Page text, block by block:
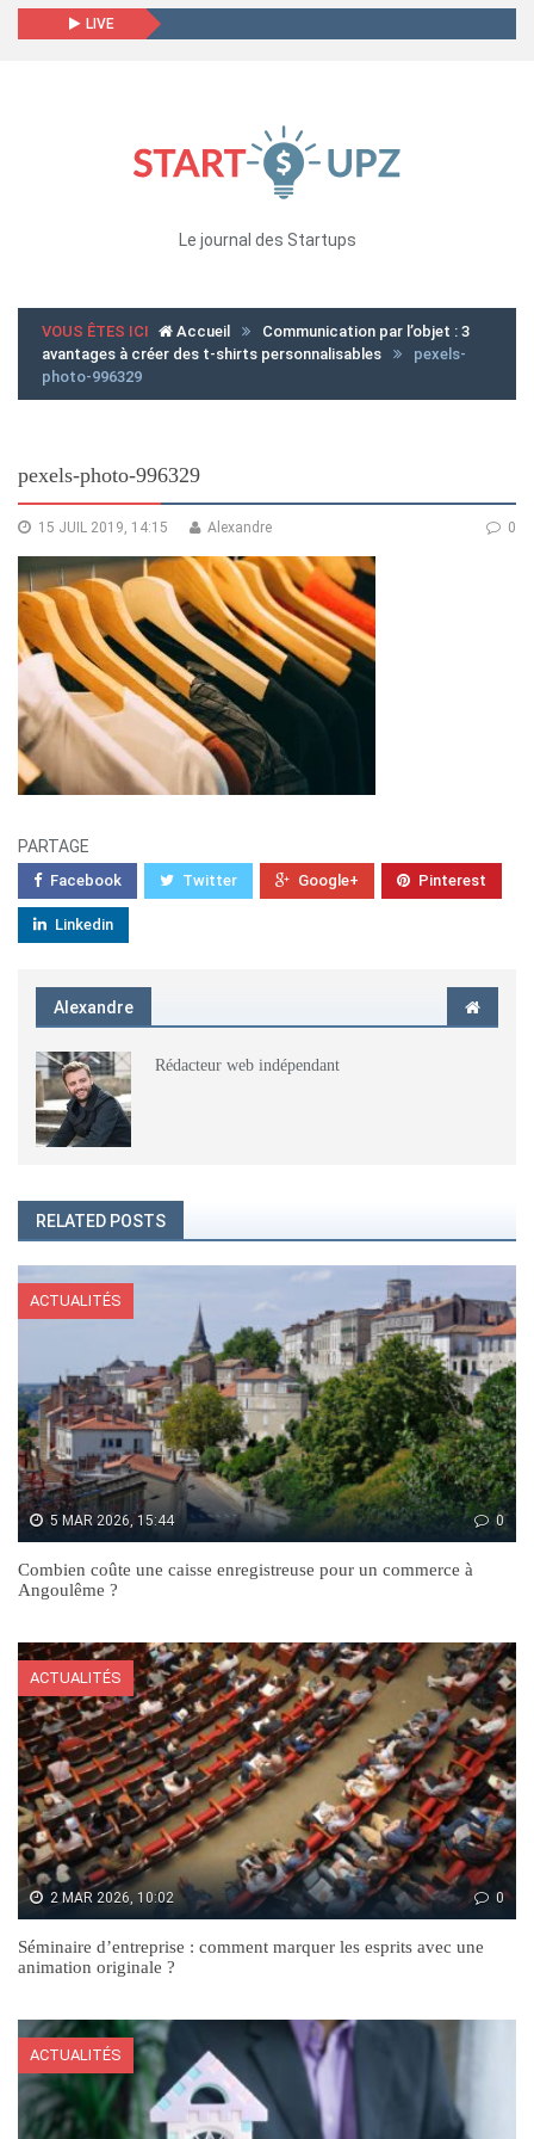
LIVE
Le journal des Startups
VOUS ÊTES ICI Accueil
Communication par l’objet : 3
avantages à créer des t-shirts personnalisables
pexels-
photo-996329
pexels-photo-996329
15 JUIL 2019, 14:15 0
Alexandre
PARTAGE
Facebook Twitter Google+ Pinterest
Linkedin
Alexandre
Rédacteur web indépendant
RELATED POSTS
ACTUALITÉS
5 MAR 2026, 15:44 0
Combien coûte une caisse enregistreuse pour un commerce à
Angoulême ?
ACTUALITÉS
2 MAR 2026, 10:02 0
Séminaire d’entreprise : comment marquer les esprits avec une
animation originale ?
ACTUALITÉS